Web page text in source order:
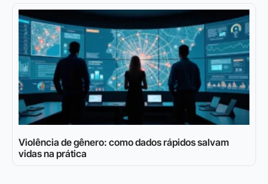
Violência de gênero: como dados rápidos salvam
vidas na prática